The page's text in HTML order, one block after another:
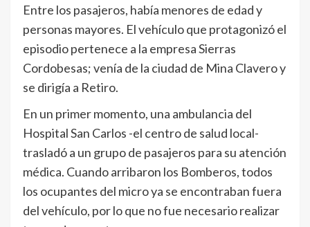
Entre los pasajeros, había menores de edad y
personas mayores. El vehículo que protagonizó el
episodio pertenece a la empresa Sierras
Cordobesas; venía de la ciudad de Mina Clavero y
se dirigía a Retiro.
En un primer momento, una ambulancia del
Hospital San Carlos -el centro de salud local-
trasladó a un grupo de pasajeros para su atención
médica. Cuando arribaron los Bomberos, todos
los ocupantes del micro ya se encontraban fuera
del vehículo, por lo que no fue necesario realizar